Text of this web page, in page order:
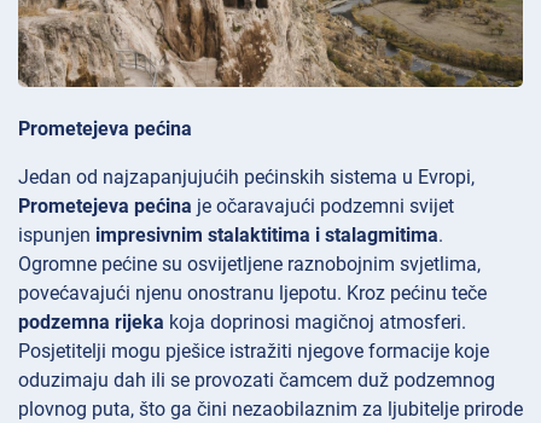
Prometejeva pećina
Jedan od najzapanjujućih pećinskih sistema u Evropi,
Prometejeva pećina je očaravajući podzemni svijet
ispunjen impresivnim stalaktitima i stalagmitima.
Ogromne pećine su osvijetljene raznobojnim svjetlima,
povećavajući njenu onostranu ljepotu. Kroz pećinu teče
podzemna rijeka koja doprinosi magičnoj atmosferi.
Posjetitelji mogu pješice istražiti njegove formacije koje
oduzimaju dah ili se provozati čamcem duž podzemnog
plovnog puta, što ga čini nezaobilaznim za ljubitelje prirode